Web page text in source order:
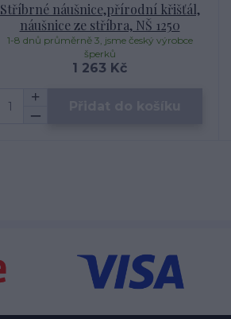
Stříbrné náušnice,přírodní křišťál,
náušnice ze stříbra, NŠ 1250
1 263 Kč
1-8 dnů průměrně 3, jsme český výrobce
šperků